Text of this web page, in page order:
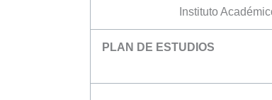
Instituto
PLAN DE ESTUDIOS